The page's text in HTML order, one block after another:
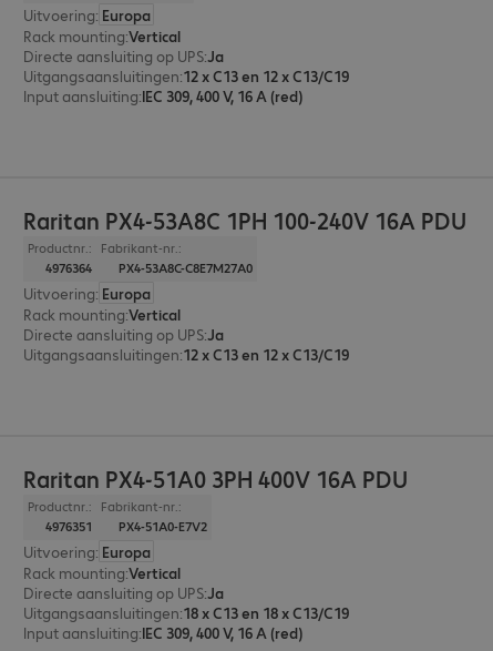
Uitvoering: Europa
Rack mounting:Vertical
Directe aansluiting op UPS:Ja
Uitgangsaansluitingen:12 x C13 en 12 x C13/C19
Input aansluiting:IEC 309, 400 V, 16 A (red)
Raritan PX4-53A8C 1PH 100-240V 16A PDU
Productnr.:
4976364
Fabrikant-nr.:
PX4-53A8C-C8E7M27A0
Uitvoering: Europa
Rack mounting:Vertical
Directe aansluiting op UPS:Ja
Uitgangsaansluitingen:12 x C13 en 12 x C13/C19
Raritan PX4-51A0 3PH 400V 16A PDU
Productnr.:
4976351
Fabrikant-nr.:
PX4-51A0-E7V2
Uitvoering: Europa
Rack mounting:Vertical
Directe aansluiting op UPS:Ja
Uitgangsaansluitingen:18 x C13 en 18 x C13/C19
Input aansluiting:IEC 309, 400 V, 16 A (red)